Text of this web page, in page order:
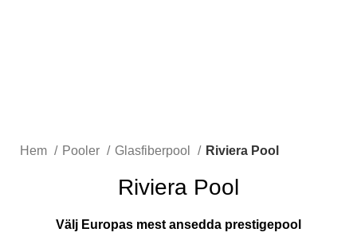
Hem Pooler Glasfiberpool Riviera Pool
Riviera Pool
Välj Europas mest ansedda prestigepool